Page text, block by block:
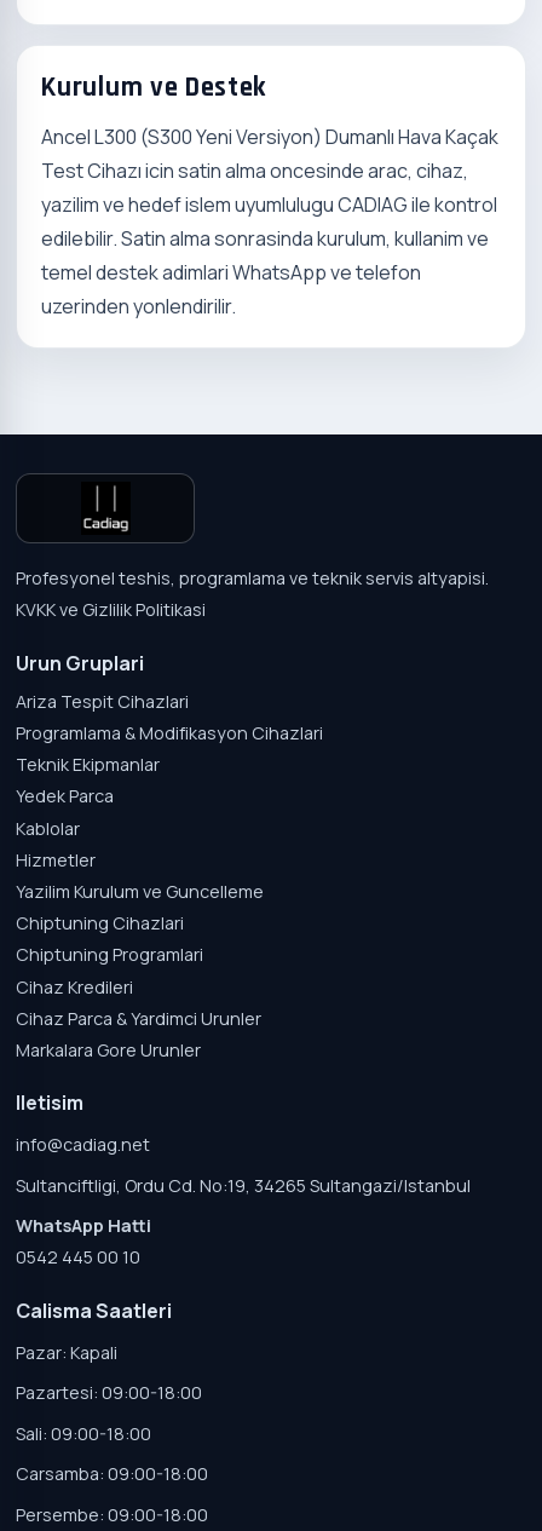
Kurulum ve Destek
Ancel L300 (S300 Yeni Versiyon) Dumanlı Hava Kaçak
Test Cihazı icin satin alma oncesinde arac, cihaz,
yazilim ve hedef islem uyumlulugu CADIAG ile kontrol
edilebilir. Satin alma sonrasinda kurulum, kullanim ve
temel destek adimlari WhatsApp ve telefon
uzerinden yonlendirilir.
Profesyonel teshis, programlama ve teknik servis altyapisi.
KVKK ve Gizlilik Politikasi
Urun Gruplari
Ariza Tespit Cihazlari
Programlama & Modifikasyon Cihazlari
Teknik Ekipmanlar
Yedek Parca
Kablolar
Hizmetler
Yazilim Kurulum ve Guncelleme
Chiptuning Cihazlari
Chiptuning Programlari
Cihaz Kredileri
Cihaz Parca & Yardimci Urunler
Markalara Gore Urunler
Iletisim
info@cadiag.net
Sultanciftligi, Ordu Cd. No:19, 34265 Sultangazi/Istanbul
WhatsApp Hatti
0542 445 00 10
Calisma Saatleri
Pazar: Kapali
Pazartesi: 09:00-18:00
Sali: 09:00-18:00
Carsamba: 09:00-18:00
Persembe: 09:00-18:00